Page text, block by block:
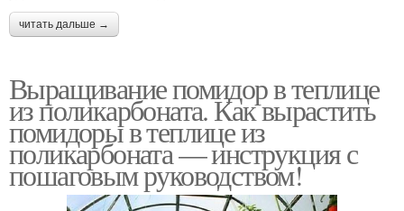
читать дальше →
Выращивание помидор в теплице
из поликарбоната. Как вырастить
помидоры в теплице из
поликарбоната — инструкция с
пошаговым руководством!